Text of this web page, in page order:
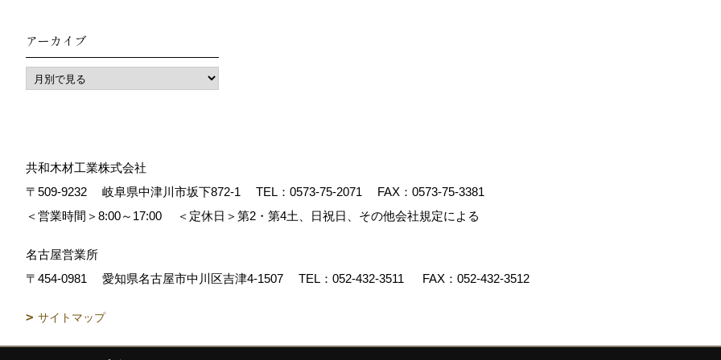
アーカイブ
共和木材工業株式会社
〒509-9232
岐阜県中津川市坂下872‐1 TEL： 0573-75-2071
FAX：0573-75-3381
＜営業時間＞8:00～17:00
＜定休日＞第2・第4土、日祝日、その他会社規定による
名古屋営業所
〒454-0981
愛知県名古屋市中川区吉津4-1507 TEL： 052-432-3511 FAX：052-432-3512
サイトマップ